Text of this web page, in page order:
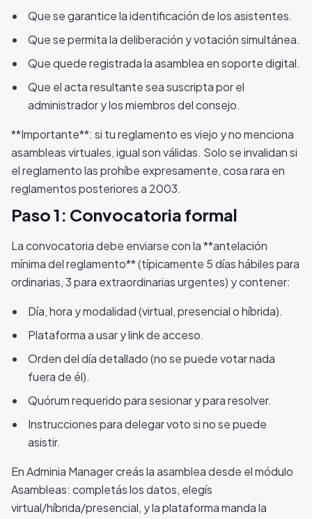
Que se garantice la identificación de los asistentes.
Que se permita la deliberación y votación simultánea.
Que quede registrada la asamblea en soporte digital.
Que el acta resultante sea suscripta por el
administrador y los miembros del consejo.
**Importante**: si tu reglamento es viejo y no menciona
asambleas virtuales, igual son válidas. Solo se invalidan si
el reglamento las prohíbe expresamente, cosa rara en
reglamentos posteriores a 2003.
Paso 1: Convocatoria formal
La convocatoria debe enviarse con la **antelación
mínima del reglamento** (típicamente 5 días hábiles para
ordinarias, 3 para extraordinarias urgentes) y contener:
Día, hora y modalidad (virtual, presencial o híbrida).
Plataforma a usar y link de acceso.
Orden del día detallado (no se puede votar nada
fuera de él).
Quórum requerido para sesionar y para resolver.
Instrucciones para delegar voto si no se puede
asistir.
En Adminia Manager creás la asamblea desde el módulo
Asambleas: completás los datos, elegís
virtual/híbrida/presencial, y la plataforma manda la